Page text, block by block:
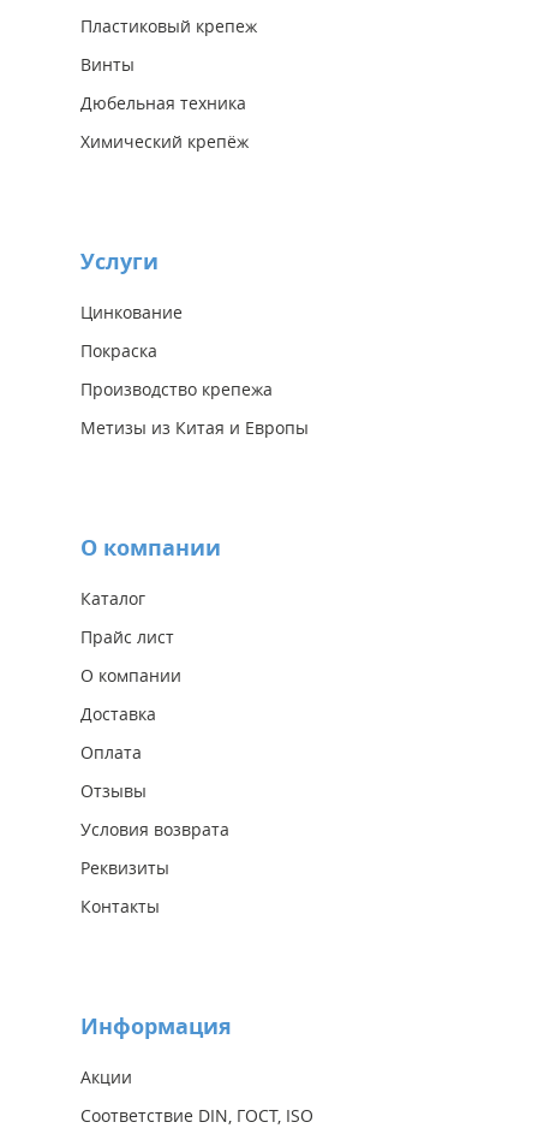
Пластиковый крепеж
Винты
Дюбельная техника
Химический крепёж
Услуги
Цинкование
Покраска
Производство крепежа
Метизы из Китая и Европы
О компании
Каталог
Прайс лист
О компании
Доставка
Оплата
Отзывы
Условия возврата
Реквизиты
Контакты
Информация
Акции
Соответствие DIN, ГОСТ, ISO